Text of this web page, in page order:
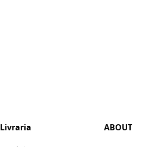
Livraria ABOUT